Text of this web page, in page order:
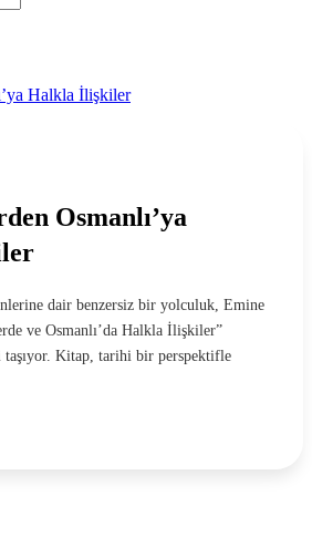
Halkla İlişkiler
Osmanlı’ya
dair benzersiz bir yolculuk, Emine
ve Osmanlı’da Halkla İlişkiler”
taşıyor. Kitap, tarihi bir perspektifle